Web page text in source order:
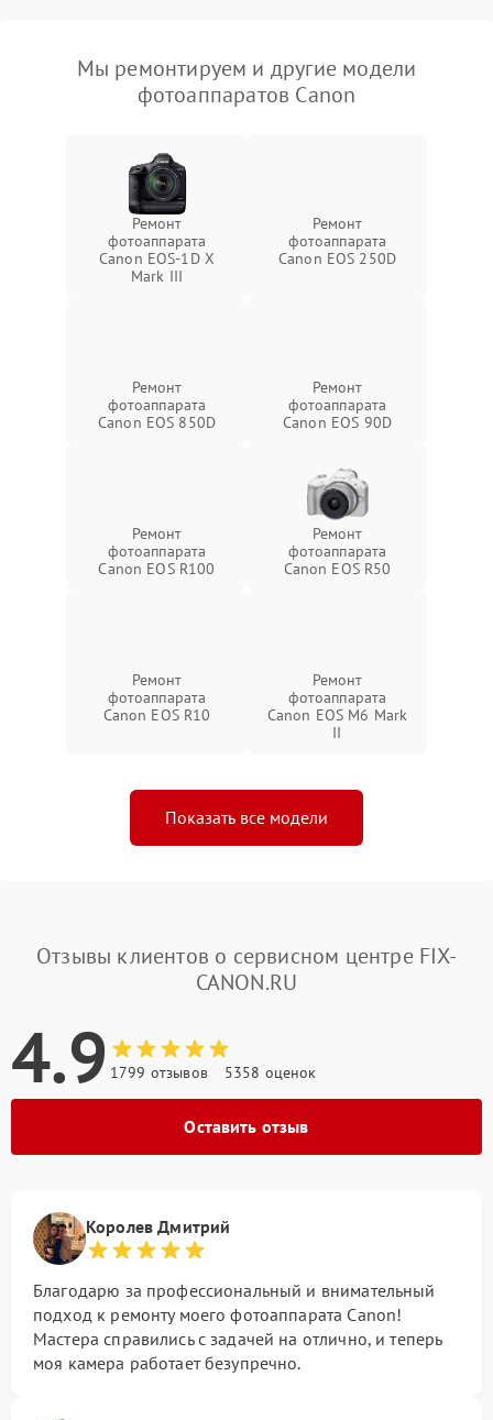
Мы ремонтируем и другие модели
фотоаппаратов Canon
Ремонт
фотоаппарата
Canon EOS‑1D X
Mark III
Ремонт
фотоаппарата
Canon EOS 250D
Ремонт
фотоаппарата
Canon EOS 850D
Ремонт
фотоаппарата
Canon EOS 90D
Ремонт
фотоаппарата
Canon EOS R100
Ремонт
фотоаппарата
Canon EOS R50
Ремонт
фотоаппарата
Canon EOS R10
Ремонт
фотоаппарата
Canon EOS M6 Mark
II
Показать все модели
Отзывы клиентов о сервисном центре FIX-
CANON.RU
4.9 1799 отзывов 5358 оценок
Оставить отзыв
Королев Дмитрий
Благодарю за профессиональный и внимательный
подход к ремонту моего фотоаппарата Canon!
Мастера справились с задачей на отлично, и теперь
моя камера работает безупречно.